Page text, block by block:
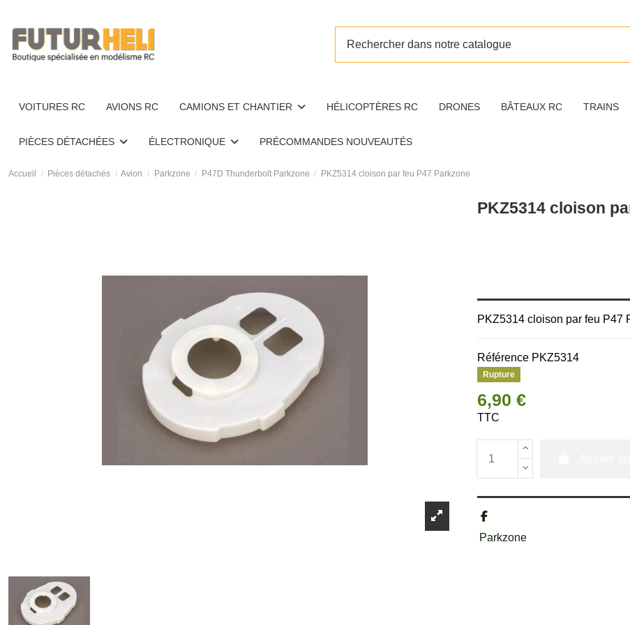
VOITURES RC AVIONS RC CAMIONS ET CHANTIER HÉLICOPTÈRES RC DRONES BÂTEAUX RC TRAINS
PIÈCES DÉTACHÉES ÉLECTRONIQUE PRÉCOMMANDES NOUVEAUTÉS
Accueil Pièces détachés Avion Parkzone P47D Thunderbolt Parkzone PKZ5314 cloison par feu P47 Parkzone
PKZ5314 cloison
PKZ5314 cloison par feu P47
Référence PKZ5314
Rupture
6,90 €
TTC
Parkzone